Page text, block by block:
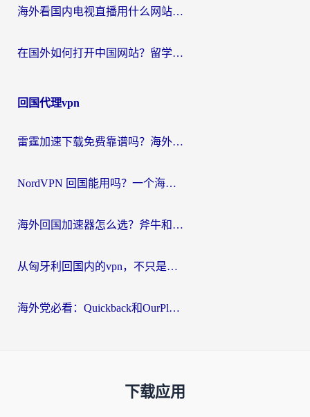
海外看国内电视直播用什么网站比较好？一篇解决你所有追剧难题的实用指南
在国外如何打开中国网站？留学生与海外华人的无缝访问指南
回国代理vpn
雷霆加速下载免费靠谱吗？海外党选回国加速器的避坑指南（附热门工具对比）
NordVPN 回国能用吗？一个海外用户必须面对的真实困境
海外回国加速器怎么选？斧牛和海龟哪个好？一篇帮你避开坑的实用指南
从匈牙利回国内的vpn，不只是为了刷剧那么简单
海外党必看：Quickback和OurPlay好用吗？3分钟选对回国加速器，无缝刷剧玩游戏
下载应用